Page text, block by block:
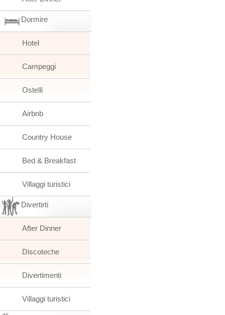
Dormire
Hotel
Campeggi
Ostelli
Airbnb
Country House
Bed & Breakfast
Villaggi turistici
Divertirti
After Dinner
Discoteche
Divertimenti
Villaggi turistici